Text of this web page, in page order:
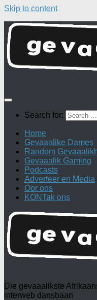
Skip to content
Search for:
Home
Gevaaalike Dames
Random
Gevaaalik Gaming
Podcasts
Adverteer en Media
Oor ons
KONTak ons
Die gevaaalikste
interweb dansbaan